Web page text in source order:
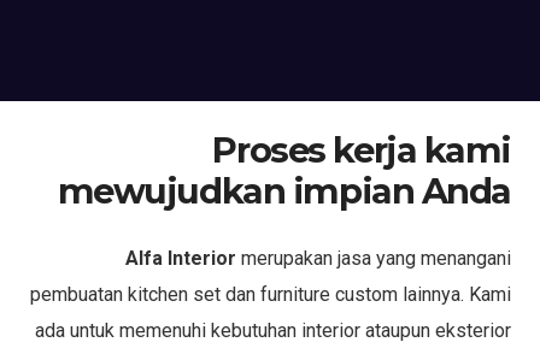
Proses kerja kami
mewujudkan impian Anda
Alfa Interior merupakan jasa yang menangani
pembuatan kitchen set dan furniture custom lainnya. Kami
ada untuk memenuhi kebutuhan interior ataupun eksterior